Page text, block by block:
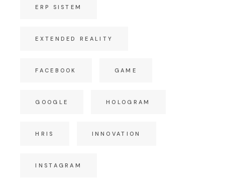
ERP SISTEM
EXTENDED REALITY
FACEBOOK GAME
GOOGLE HOLOGRAM
HRIS INNOVATION
INSTAGRAM